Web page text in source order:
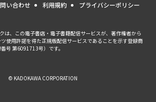
い合わせ 利用規約 プライバシーポリシー
は、この電子書店・電子書籍配信サービスが、著作権者から
使用許諾を得た正規版配信サービスであることを示す登録商
号 第6091713号）です。
© KADOKAWA CORPORATION